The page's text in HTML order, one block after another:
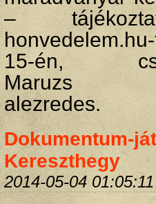
–
15-én,
Maruzs
alezredes.
Dokumentum-
Kereszthegy
2014-05-04 01:05:11